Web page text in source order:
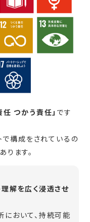
任 つかう責任」 です
構成をされているの
ります。
解を広く浸透させ
おいて、持続可能